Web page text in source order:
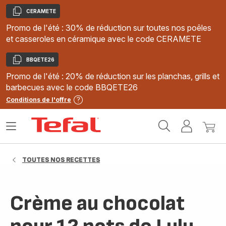
Copier
CERAMETE
Promo de l'été : 30% de réduction sur toutes nos poêles
et casseroles en céramique avec le code CERAMETE
Copier
BBQETE26
Promo de l'été : 20% de réduction sur les planchas, grills et
barbecues avec le code BBQETE26
Conditions de l'offre
MonMon
Ouvrir
TOUTES NOS RECETTES
Crème au chocolat